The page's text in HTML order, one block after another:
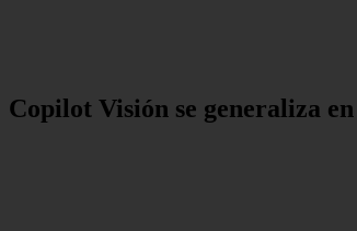
Copilot Visión se generaliza